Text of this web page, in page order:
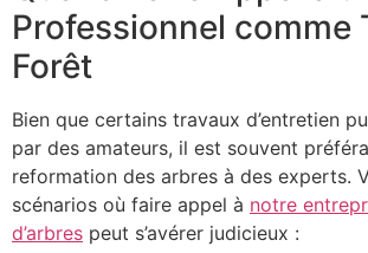
Professionnel comme
Forêt
Bien que certains travaux d’entretien
par des amateurs, il est souvent
reformation des arbres à des experts.
scénarios où faire appel à notre
d’arbres peut s’avérer judicieux :